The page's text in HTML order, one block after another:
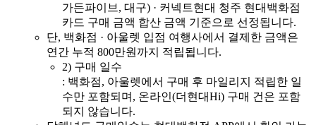
가든파이브, 대구) · 커넥트현대 청주 현대백화점
카드 구매 금액 합산 금액 기준으로 선정됩니다.
단, 백화점 · 아울렛 입점 여행사에서 결제한 금액은
연간 누적 800만원까지 적립됩니다.
2) 구매 일수
: 백화점, 아울렛에서 구매 후 마일리지 적립한 일
수만 포함되며, 온라인(더현대Hi) 구매 건은 포함
되지 않습니다.